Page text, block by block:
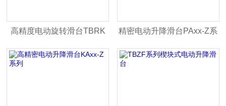
高精度电动旋转滑台TBRK
系列
精密电动升降滑台PAxx-Z系
列